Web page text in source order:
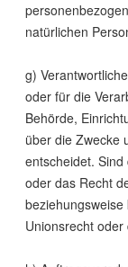
natürlichen
g)
oder für die
Behörde,
über die Zwecke
entscheidet.
oder das Recht
Unionsrecht